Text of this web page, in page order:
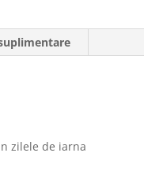
zilele de iarna